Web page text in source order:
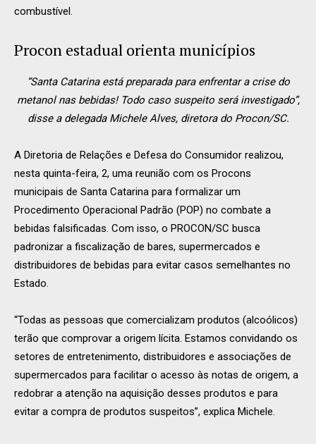
combustível.
Procon estadual orienta municípios
“Santa Catarina está preparada para enfrentar a crise do
metanol nas bebidas! Todo caso suspeito será investigado”,
disse a delegada Michele Alves, diretora do Procon/SC.
A Diretoria de Relações e Defesa do Consumidor realizou,
nesta quinta-feira, 2, uma reunião com os Procons
municipais de Santa Catarina para formalizar um
Procedimento Operacional Padrão (POP) no combate a
bebidas falsificadas. Com isso, o PROCON/SC busca
padronizar a fiscalização de bares, supermercados e
distribuidores de bebidas para evitar casos semelhantes no
Estado.
“Todas as pessoas que comercializam produtos (alcoólicos)
terão que comprovar a origem lícita. Estamos convidando os
setores de entretenimento, distribuidores e associações de
supermercados para facilitar o acesso às notas de origem, a
redobrar a atenção na aquisição desses produtos e para
evitar a compra de produtos suspeitos”, explica Michele.